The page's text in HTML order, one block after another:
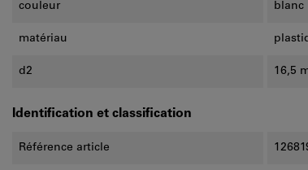
couleur blanc
matériau
d2 16,5
Identification et classification
Référence article